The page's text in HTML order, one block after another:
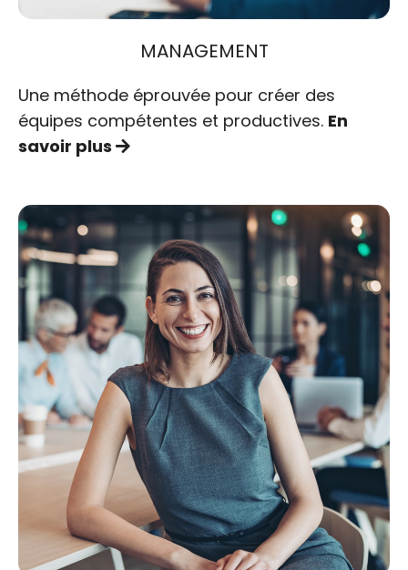
MANAGEMENT
Une méthode éprouvée pour créer des
équipes compétentes et productives. En
savoir plus